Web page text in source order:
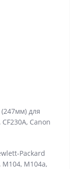
для
Canon
Packard
M104, M104a,